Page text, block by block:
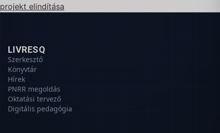
projekt elindítása
LIVRESQ
Szerkesztő
Könyvtár
Hírek
PNRR megoldás
Oktatási tervező
Digitális pedagógia